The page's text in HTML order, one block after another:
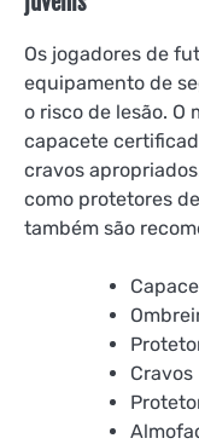
Os jogadores de
equipamento de
o risco de lesão. O
capacete
cravos
como protetores
também são
Cravos